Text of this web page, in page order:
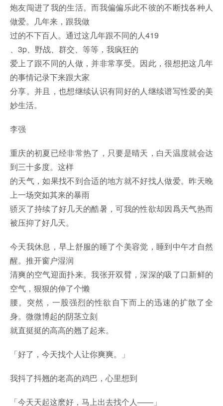
炮友闯进了我的生活。而我偏偏乐此不彼的不断找各种人
做爱。几年来，跟我做
过的不下百人。通过这几年跟不同的人419
、3p、野战、群交、等等，我疯狂的
爱上了跟不同的人做，并非常享受。因此，很想把这几年
的事情记录下来跟大家
分享。并且，也想继续认识有同好的人继续谱写性爱的美
妙生活。
李强
重庆的初夏已经非常热了，只要是晴天，白天温度就会达
到三十多度。这样
的天气，如果找不到合适的地方就不好找人做爱。昨天晚
上一场突如其来的暴雨
骄灭了持续了好几天的酷暑，可我的性欲却因爲天气热而
被压抑了好几天。
今天我休息，早上舒服的睡了个美容觉，睡到中午才自然
醒。推开窗户湿润
清爽的空气迎面扑来。我张开双臂，深深的吸了口新鲜的
空气，狠狠的伸了个懒
腰。突然，一股强烈的性欲自下而上的迅速的扩散了全
身。微微博起的阴茎立刻
就直挺挺的高高的翘了起来。
「好了，今天找个人让你爽爽。」
我抖了抖翘的老高的鸡巴，心里想到
「今天天起这麽好，马上出去找个人——」